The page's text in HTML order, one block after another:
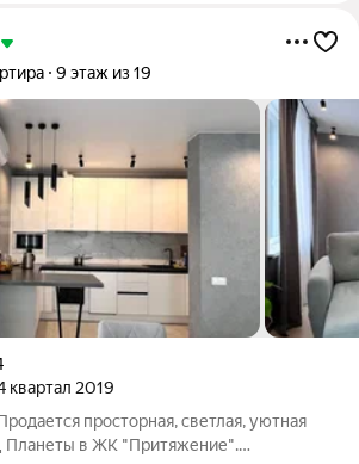
9 этаж из 19
квартал 2019
просторная, светлая, уютная
Планеты в ЖК "Притяжение".